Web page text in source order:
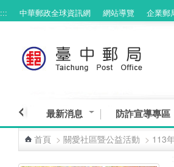
跳到主要內容區塊
::: 中華郵政全球資訊網 網站導覽 企業郵
最新消息 防詐宣導專區
首頁 > 關愛社區暨公益活動 > 113